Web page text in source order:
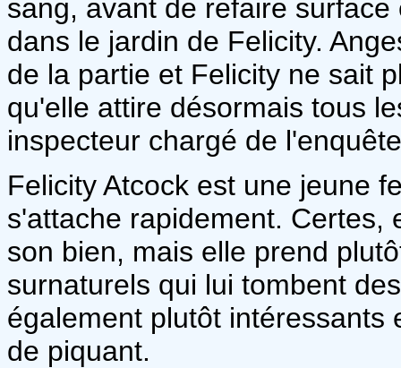
sang, avant de refaire
dans le jardin de Felicity.
de la partie et Felicity ne sait
qu'elle attire désormais tous
inspecteur chargé de
Felicity Atcock est une jeune
s'attache rapidement. Certes,
son bien, mais elle prend
surnaturels qui lui tombent
également plutôt intéressants
de piquant.